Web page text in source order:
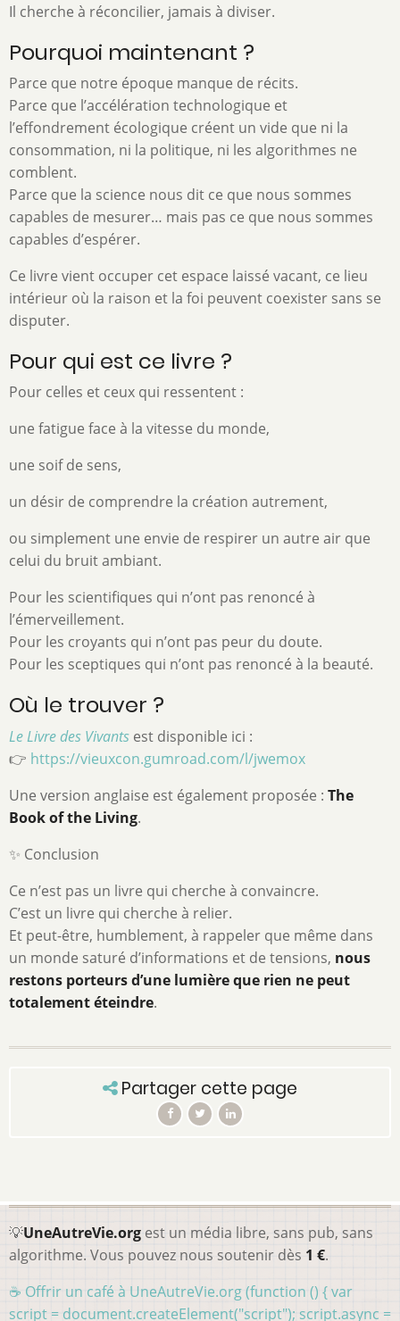
Il cherche à réconcilier, jamais à diviser.
Pourquoi maintenant ?
Parce que notre époque manque de récits.
Parce que l’accélération technologique et
l’effondrement écologique créent un vide que ni la
consommation, ni la politique, ni les algorithmes ne
comblent.
Parce que la science nous dit ce que nous sommes
capables de mesurer… mais pas ce que nous sommes
capables d’espérer.
Ce livre vient occuper cet espace laissé vacant, ce lieu
intérieur où la raison et la foi peuvent coexister sans se
disputer.
Pour qui est ce livre ?
Pour celles et ceux qui ressentent :
une fatigue face à la vitesse du monde,
une soif de sens,
un désir de comprendre la création autrement,
ou simplement une envie de respirer un autre air que
celui du bruit ambiant.
Pour les scientifiques qui n’ont pas renoncé à
l’émerveillement.
Pour les croyants qui n’ont pas peur du doute.
Pour les sceptiques qui n’ont pas renoncé à la beauté.
Où le trouver ?
Le Livre des Vivants est disponible ici :
👉 https://vieuxcon.gumroad.com/l/jwemox
Une version anglaise est également proposée : The
Book of the Living.
✨ Conclusion
Ce n’est pas un livre qui cherche à convaincre.
C’est un livre qui cherche à relier.
Et peut-être, humblement, à rappeler que même dans
un monde saturé d’informations et de tensions, nous
restons porteurs d’une lumière que rien ne peut
totalement éteindre.
Partager cette page
💡UneAutreVie.org est un média libre, sans pub, sans
algorithme. Vous pouvez nous soutenir dès 1 €.
☕ Offrir un café à UneAutreVie.org (function () { var
script = document.createElement("script"); script.async =